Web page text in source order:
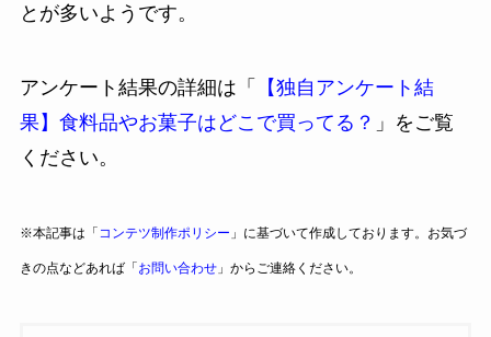
とが多いようです。
アンケート結果の詳細は「
【独自アンケート結
果】食料品やお菓子はどこで買ってる？ 」をご覧
ください。
※本記事は「 コンテツ制作ポリシー 」に基づいて作成しております。お気づ
きの点などあれば「 お問い合わせ」からご連絡ください。